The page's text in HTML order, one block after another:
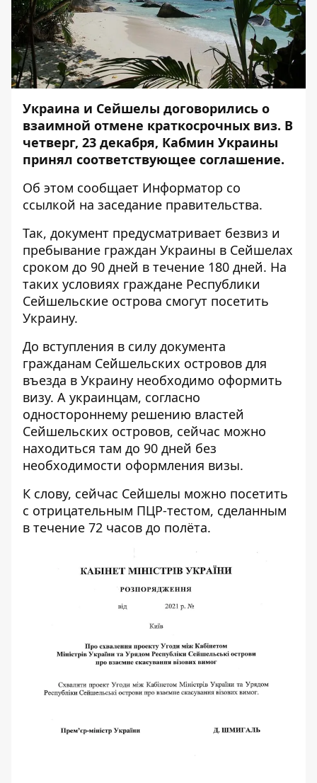
Украина и Сейшелы договорились о
взаимной отмене краткосрочных виз. В
четверг, 23 декабря, Кабмин Украины
принял соответствующее соглашение.
Об этом сообщает Информатор со
ссылкой на заседание правительства.
Так, документ предусматривает безвиз и
пребывание граждан Украины в Сейшелах
сроком до 90 дней в течение 180 дней. На
таких условиях граждане Республики
Сейшельские острова смогут посетить
Украину.
До вступления в силу документа
гражданам Сейшельских островов для
въезда в Украину необходимо оформить
визу. А украинцам, согласно
одностороннему решению властей
Сейшельских островов, сейчас можно
находиться там до 90 дней без
необходимости оформления визы.
К слову, сейчас Сейшелы можно посетить
с отрицательным ПЦР-тестом, сделанным
в течение 72 часов до полёта.